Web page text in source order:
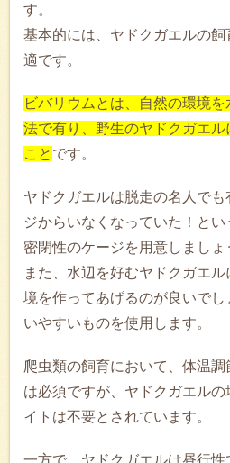
す。
基本的には、ヤドクガエルの
適です。
ビバリウムとは、自然の環境
法で有り、野生のヤドクガエ
こと です。
ヤドクガエルは脱走の名人で
ジからいなくなっていた！とい
密閉性のケージを用意しましょ
また、水辺を好むヤドクガエ
境を作ってあげるのが良いで
いやすいものを使用します。
爬虫類の飼育において、体温
は必須ですが、ヤドクガエル
イトは不要とされています。
一方で、ヤドクガエルは昼行性